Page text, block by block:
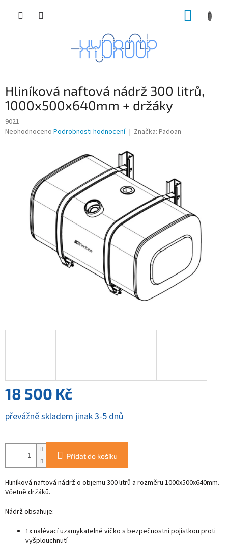
Hliníková naftová nádrž 300 litrů,
1000x500x640mm + držáky
9021
Průměrné
hvězdiček.
Neohodnoceno Podrobnosti hodnocení Značka: Padoan
18 500 Kč
Měrná
cena:
převážně skladem jinak 3-5 dnů
Přidat do košíku
Hliníková naftová nádrž o objemu 300 litrů a rozměru 1000x500x640mm.
Včetně držáků.
Nádrž obsahuje:
1x nalévací uzamykatelné víčko s bezpečnostní pojistkou proti
vyšplouchnutí